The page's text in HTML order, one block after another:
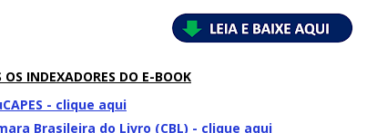
OS INDEXADORES DO E-BOOK
- clique aqui
Brasileira do Livro (CBL) - clique aqui